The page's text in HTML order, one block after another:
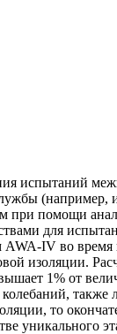
испытаний
при помощи
для
IV во
изоляции.
1% от
то
уникального